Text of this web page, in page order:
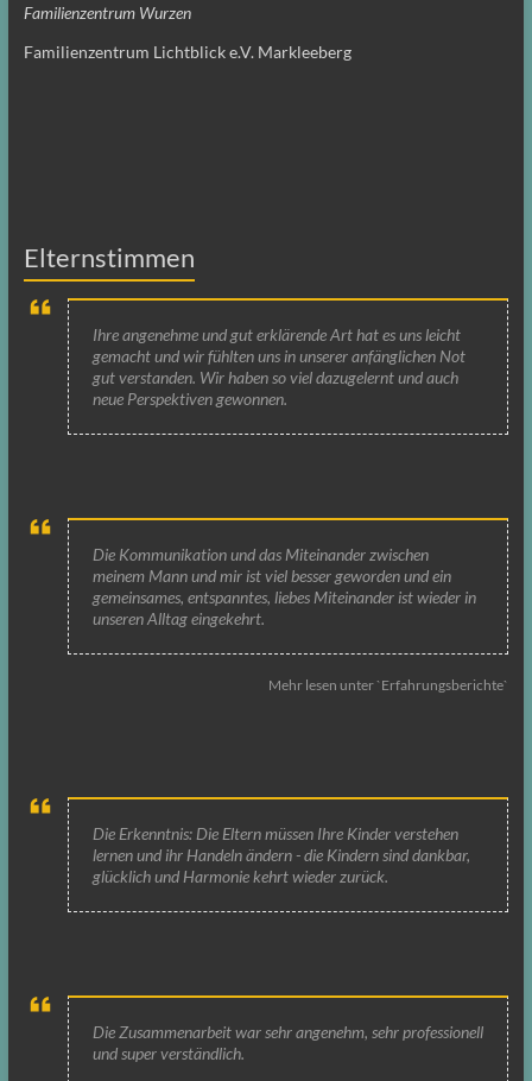
Familienzentrum Wurzen
Familienzentrum Lichtblick e.V. Markleeberg
Elternstimmen
Ihre angenehme und gut erklärende Art hat es uns leicht
gemacht und wir fühlten uns in unserer anfänglichen Not
gut verstanden. Wir haben so viel dazugelernt und auch
neue Perspektiven gewonnen.
Die Kommunikation und das Miteinander zwischen
meinem Mann und mir ist viel besser geworden und ein
gemeinsames, entspanntes, liebes Miteinander ist wieder in
unseren Alltag eingekehrt.
Mehr lesen unter `Erfahrungsberichte`
Die Erkenntnis: Die Eltern müssen Ihre Kinder verstehen
lernen und ihr Handeln ändern - die Kindern sind dankbar,
glücklich und Harmonie kehrt wieder zurück.
Die Zusammenarbeit war sehr angenehm, sehr professionell
und super verständlich.